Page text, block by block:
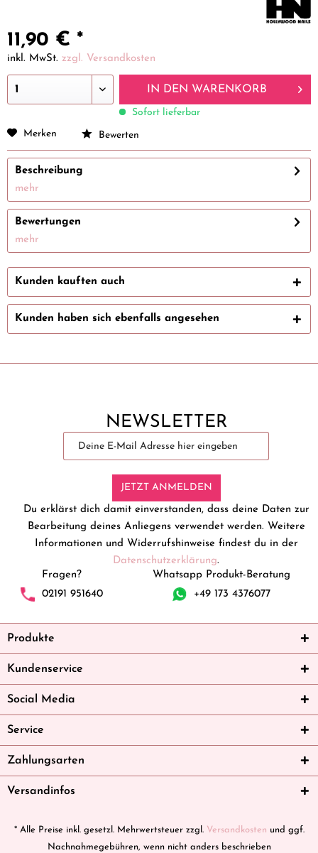
11,90 € *
inkl. MwSt. zzgl. Versandkosten
IN DEN WARENKORB
Sofort lieferbar
Merken
Bewerten
Beschreibung
mehr
Bewertungen
mehr
Kunden kauften auch
Kunden haben sich ebenfalls angesehen
NEWSLETTER
JETZT ANMELDEN
Du erklärst dich damit einverstanden, dass deine Daten zur
Bearbeitung deines Anliegens verwendet werden. Weitere
Informationen und Widerrufshinweise findest du in der
Datenschutzerklärung.
Fragen?
02191 951640
Whatsapp Produkt-Beratung
+49 173 4376077
Produkte
Kundenservice
Social Media
Service
Zahlungsarten
Versandinfos
* Alle Preise inkl. gesetzl. Mehrwertsteuer zzgl. Versandkosten und ggf.
Nachnahmegebühren, wenn nicht anders beschrieben